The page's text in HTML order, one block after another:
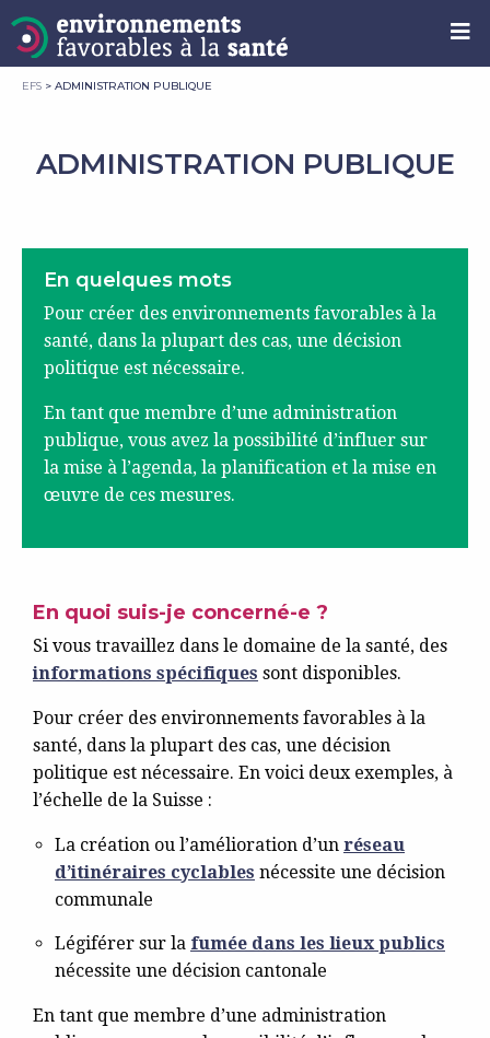
EFS > ADMINISTRATION PUBLIQUE
ADMINISTRATION PUBLIQUE
En quelques mots
Pour créer des environnements favorables à la
santé, dans la plupart des cas, une décision
politique est nécessaire.
En tant que membre d’une administration
publique, vous avez la possibilité d’influer sur
la mise à l’agenda, la planification et la mise en
œuvre de ces mesures.
En quoi suis-je concerné-e ?
Si vous travaillez dans le domaine de la santé, des
informations spécifiques sont disponibles.
Pour créer des environnements favorables à la
santé, dans la plupart des cas, une décision
politique est nécessaire. En voici deux exemples, à
l’échelle de la Suisse :
La création ou l’amélioration d’un réseau
d’itinéraires cyclables nécessite une décision
communale
Légiférer sur la fumée dans les lieux publics
nécessite une décision cantonale
En tant que membre d’une administration